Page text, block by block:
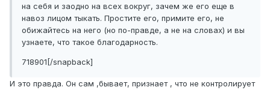
на себя и заодно на всех вокруг, зачем же его еще в
навоз лицом тыкать. Простите его, примите его, не
обижайтесь на него (но по-правде, а не на словах) и вы
узнаете, что такое благодарность.
718901[/snapback]
И это правда. Он сам ,бывает, признает , что не контролирует